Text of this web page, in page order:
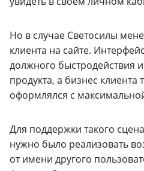
Но в случае Светосилы
клиента на сайте.
должного быстродействия
продукта, а бизнес клиента
оформлялся с
Для поддержки такого
нужно было реализовать
от имени другого